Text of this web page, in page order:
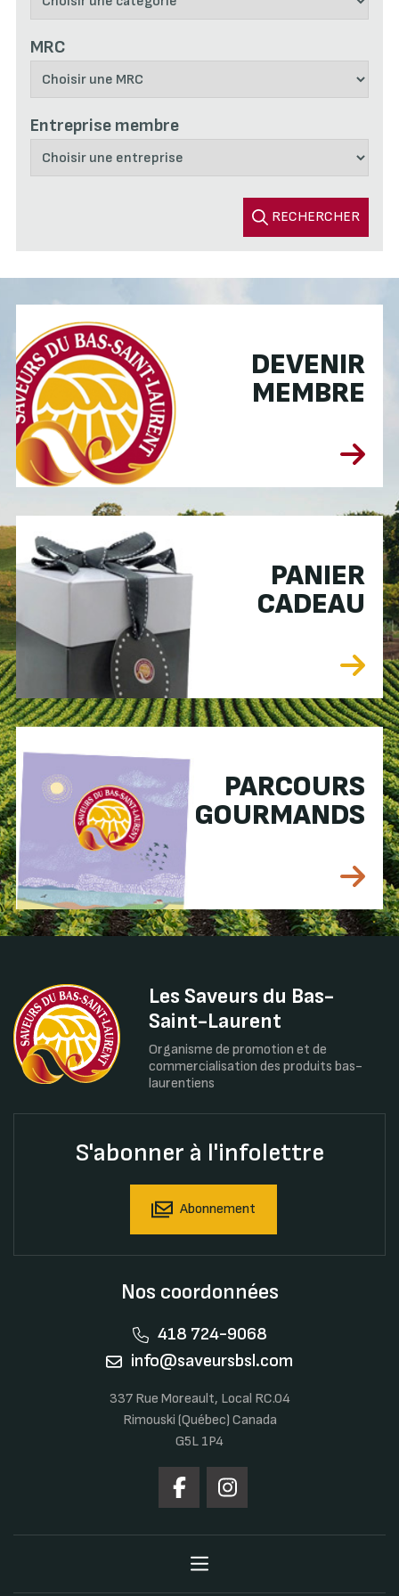
MRC
Entreprise membre
RECHERCHER
DEVENIR
MEMBRE
PANIER
CADEAU
PARCOURS
GOURMANDS
Les Saveurs du Bas-
Saint-Laurent
Organisme de promotion et de
commercialisation des produits bas-
laurentiens
S'abonner à l'infolettre
Abonnement
Nos coordonnées
418 724-9068
info@saveursbsl.com
337 Rue Moreault, Local RC.04
Rimouski (Québec) Canada
G5L 1P4